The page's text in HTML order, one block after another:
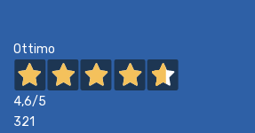
Ottimo
4,6/5
321